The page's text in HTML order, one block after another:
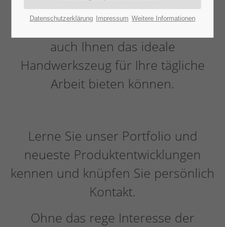
überzeugt, dass wir mit unserem
weitgefächerten Produktspektrum
auch Ihnen das ideale
Handwerkszeug für Ihre tägliche
Arbeit bieten können.
Lerne Sie unser Portfolio und
neueste Produktentwicklungen
kennen und knüpfen Sie persönlich
Kontakt.
Ohne das rege Interesse der
Datenschutzerklärung Impressum Weitere Informationen